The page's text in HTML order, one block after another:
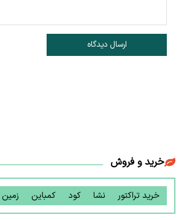
ارسال دیدگاه
خرید و فروش
خرید تراکتور نشا کود کمباین زمین